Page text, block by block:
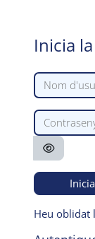
Inicia
Nom d'usuari
Contrasenya
Heu oblidat